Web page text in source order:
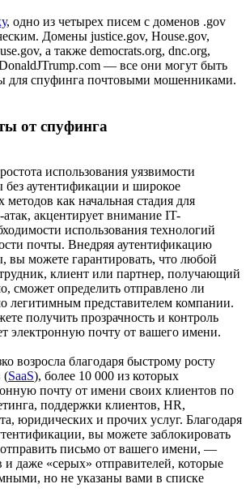
, одно из четырех писем с доменов .gov
Домены justice.gov, House.gov,
а также democrats.org, dnc.org,
— все они могут быть
для спуфинга почтовыми мошенниками.
от спуфинга
использования уязвимости
без аутентификации и широкое
методов как начальная стадия для
акцентирует внимание IT-
использования технологий
почты. Внедряя аутентификацию
вы можете гарантировать, что любой
клиент или партнер, получающий
сможет определить отправлено ли
легитимным представителем компании.
получить прозрачность и контроль
электронную почту от вашего имени.
возросла благодаря быстрому росту
(SaaS), более 10 000 из которых
почту от имени своих клиентов по
поддержки клиентов, HR,
юридических и прочих услуг. Благодаря
вы можете заблокировать
отправить письмо от вашего имени, —
даже «серых» отправителей, которые
но не указаны вами в списке